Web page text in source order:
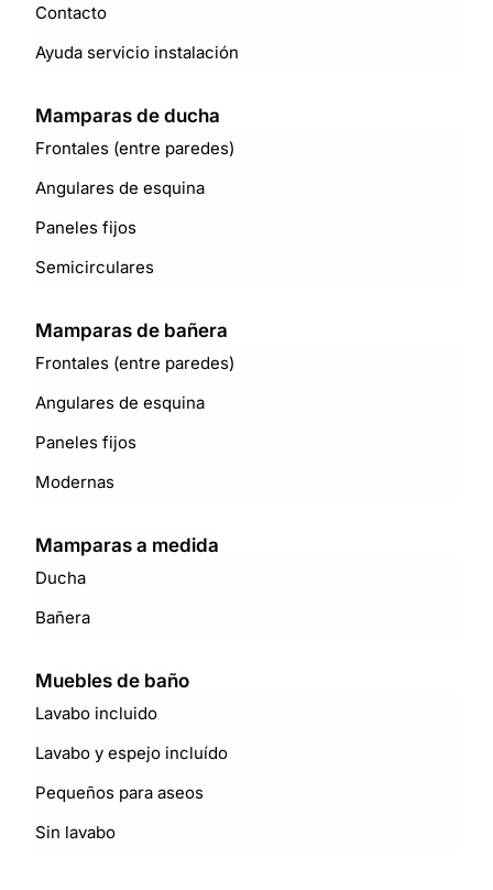
Contacto
Ayuda servicio instalación
Mamparas de ducha
Frontales (entre paredes)
Angulares de esquina
Paneles fijos
Semicirculares
Mamparas de bañera
Frontales (entre paredes)
Angulares de esquina
Paneles fijos
Modernas
Mamparas a medida
Ducha
Bañera
Muebles de baño
Lavabo incluido
Lavabo y espejo incluído
Pequeños para aseos
Sin lavabo